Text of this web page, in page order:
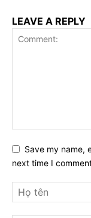
LEAVE A REPLY
Save my name,
next time I